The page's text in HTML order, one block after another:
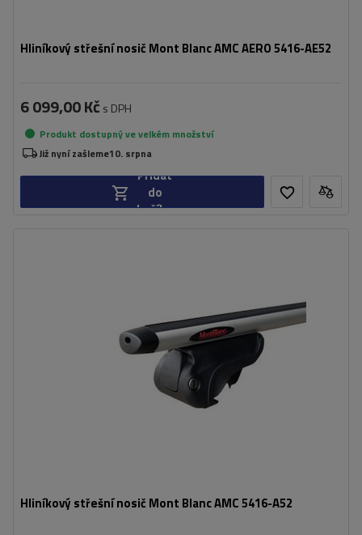
Hliníkový střešní nosič Mont Blanc AMC AERO 5416-AE52
6 099,00 Kč s DPH
Produkt dostupný ve velkém množství
Již nyní zašleme10. srpna
Přidat
do
košíku
Hliníkový střešní nosič Mont Blanc AMC 5416-A52